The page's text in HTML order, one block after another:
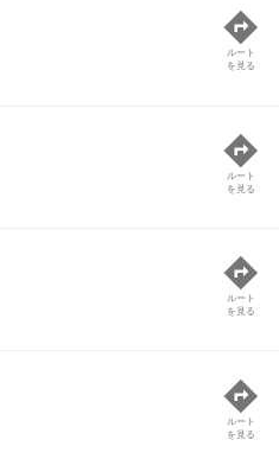
ルート
を見る
ルート
を見る
ルート
を見る
ルート
を見る